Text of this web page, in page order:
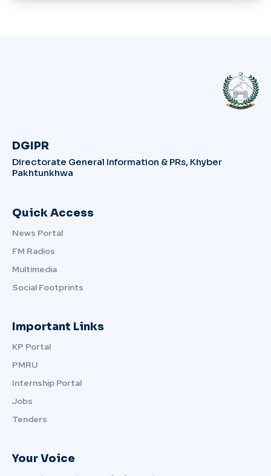
DGIPR
Directorate General Information & PRs, Khyber
Pakhtunkhwa
Quick Access
News Portal
FM Radios
Multimedia
Social Footprints
Important Links
KP Portal
PMRU
Internship Portal
Jobs
Tenders
Your Voice